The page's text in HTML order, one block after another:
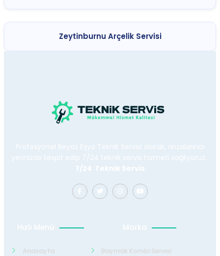
Zeytinburnu Arçelik Servisi
Profesyonel Beyaz Eşya Teknik Servisi olarak, arızalarınızı
yerinizde tespit edip 7/24 teknik servis hizmeti sağlıyoruz.
7/24 Teknik Servis
Hızlı Menü
Anasayfa
Marka
Baymak Kombi Servisi